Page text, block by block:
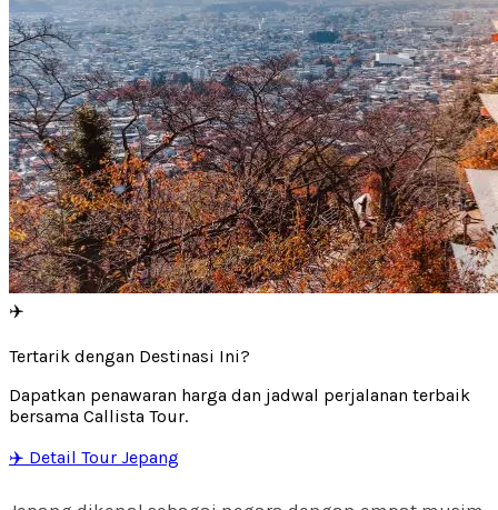
✈️
Tertarik dengan Destinasi Ini?
Dapatkan penawaran harga dan jadwal perjalanan terbaik
bersama Callista Tour.
✈️ Detail Tour Jepang